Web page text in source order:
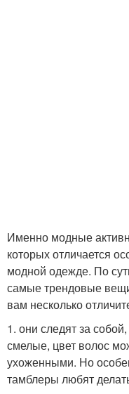
Именно модные
которых отличается
модной одежде. По
самые трендовые
вам несколько
1. они следят за
смелые, цвет волос
ухоженными. Но
тамблеры любят